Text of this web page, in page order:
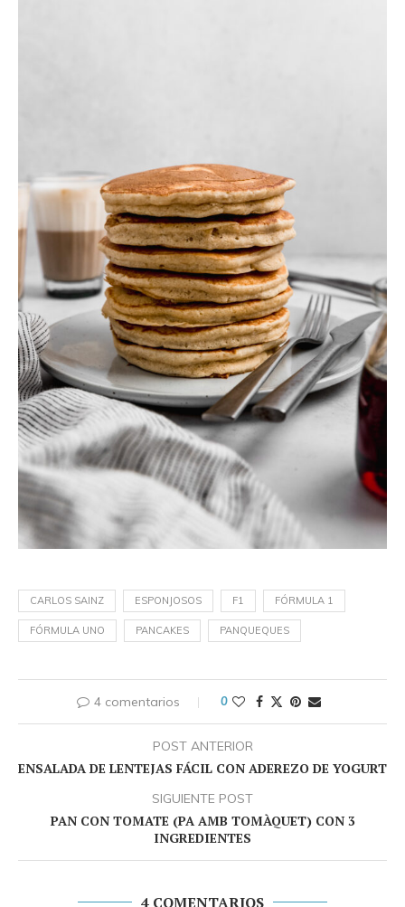
CARLOS SAINZ ESPONJOSOS F1 FÓRMULA 1
FÓRMULA UNO PANCAKES PANQUEQUES
4 comentarios 0
POST ANTERIOR
ENSALADA DE LENTEJAS FÁCIL CON ADEREZO DE YOGURT
SIGUIENTE POST
PAN CON TOMATE (PA AMB TOMÀQUET) CON 3
INGREDIENTES
4 COMENTARIOS